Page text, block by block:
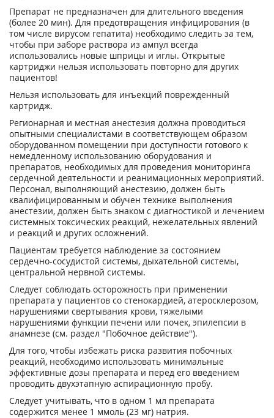
Препарат не предназначен для длительного введения
(более 20 мин). Для предотвращения инфицирования (в
том числе вирусом гепатита) необходимо следить за тем,
чтобы при заборе раствора из ампул всегда
использовались новые шприцы и иглы. Открытые
картриджи нельзя использовать повторно для других
пациентов!
Нельзя использовать для инъекций поврежденный
картридж.
Регионарная и местная анестезия должна проводиться
опытными специалистами в соответствующем образом
оборудованном помещении при доступности готового к
немедленному использованию оборудования и
препаратов, необходимых для проведения мониторинга
сердечной деятельности и реанимационных мероприятий.
Персонал, выполняющий анестезию, должен быть
квалифицированным и обучен технике выполнения
анестезии, должен быть знаком с диагностикой и лечением
системных токсических реакций, нежелательных явлений
и реакций и других осложнений.
Пациентам требуется наблюдение за состоянием
сердечно-сосудистой системы, дыхательной системы,
центральной нервной системы.
Следует соблюдать осторожность при применении
препарата у пациентов со стенокардией, атеросклерозом,
нарушениями свертывания крови, тяжелыми
нарушениями функции печени или почек, эпилепсии в
анамнезе (см. раздел "Побочное действие").
Для того, чтобы избежать риска развития побочных
реакций, необходимо использовать минимальные
эффективные дозы препарата и перед его введением
проводить двухэтапную аспирационную пробу.
Следует учитывать, что в одном 1 мл препарата
содержится менее 1 ммоль (23 мг) натрия.